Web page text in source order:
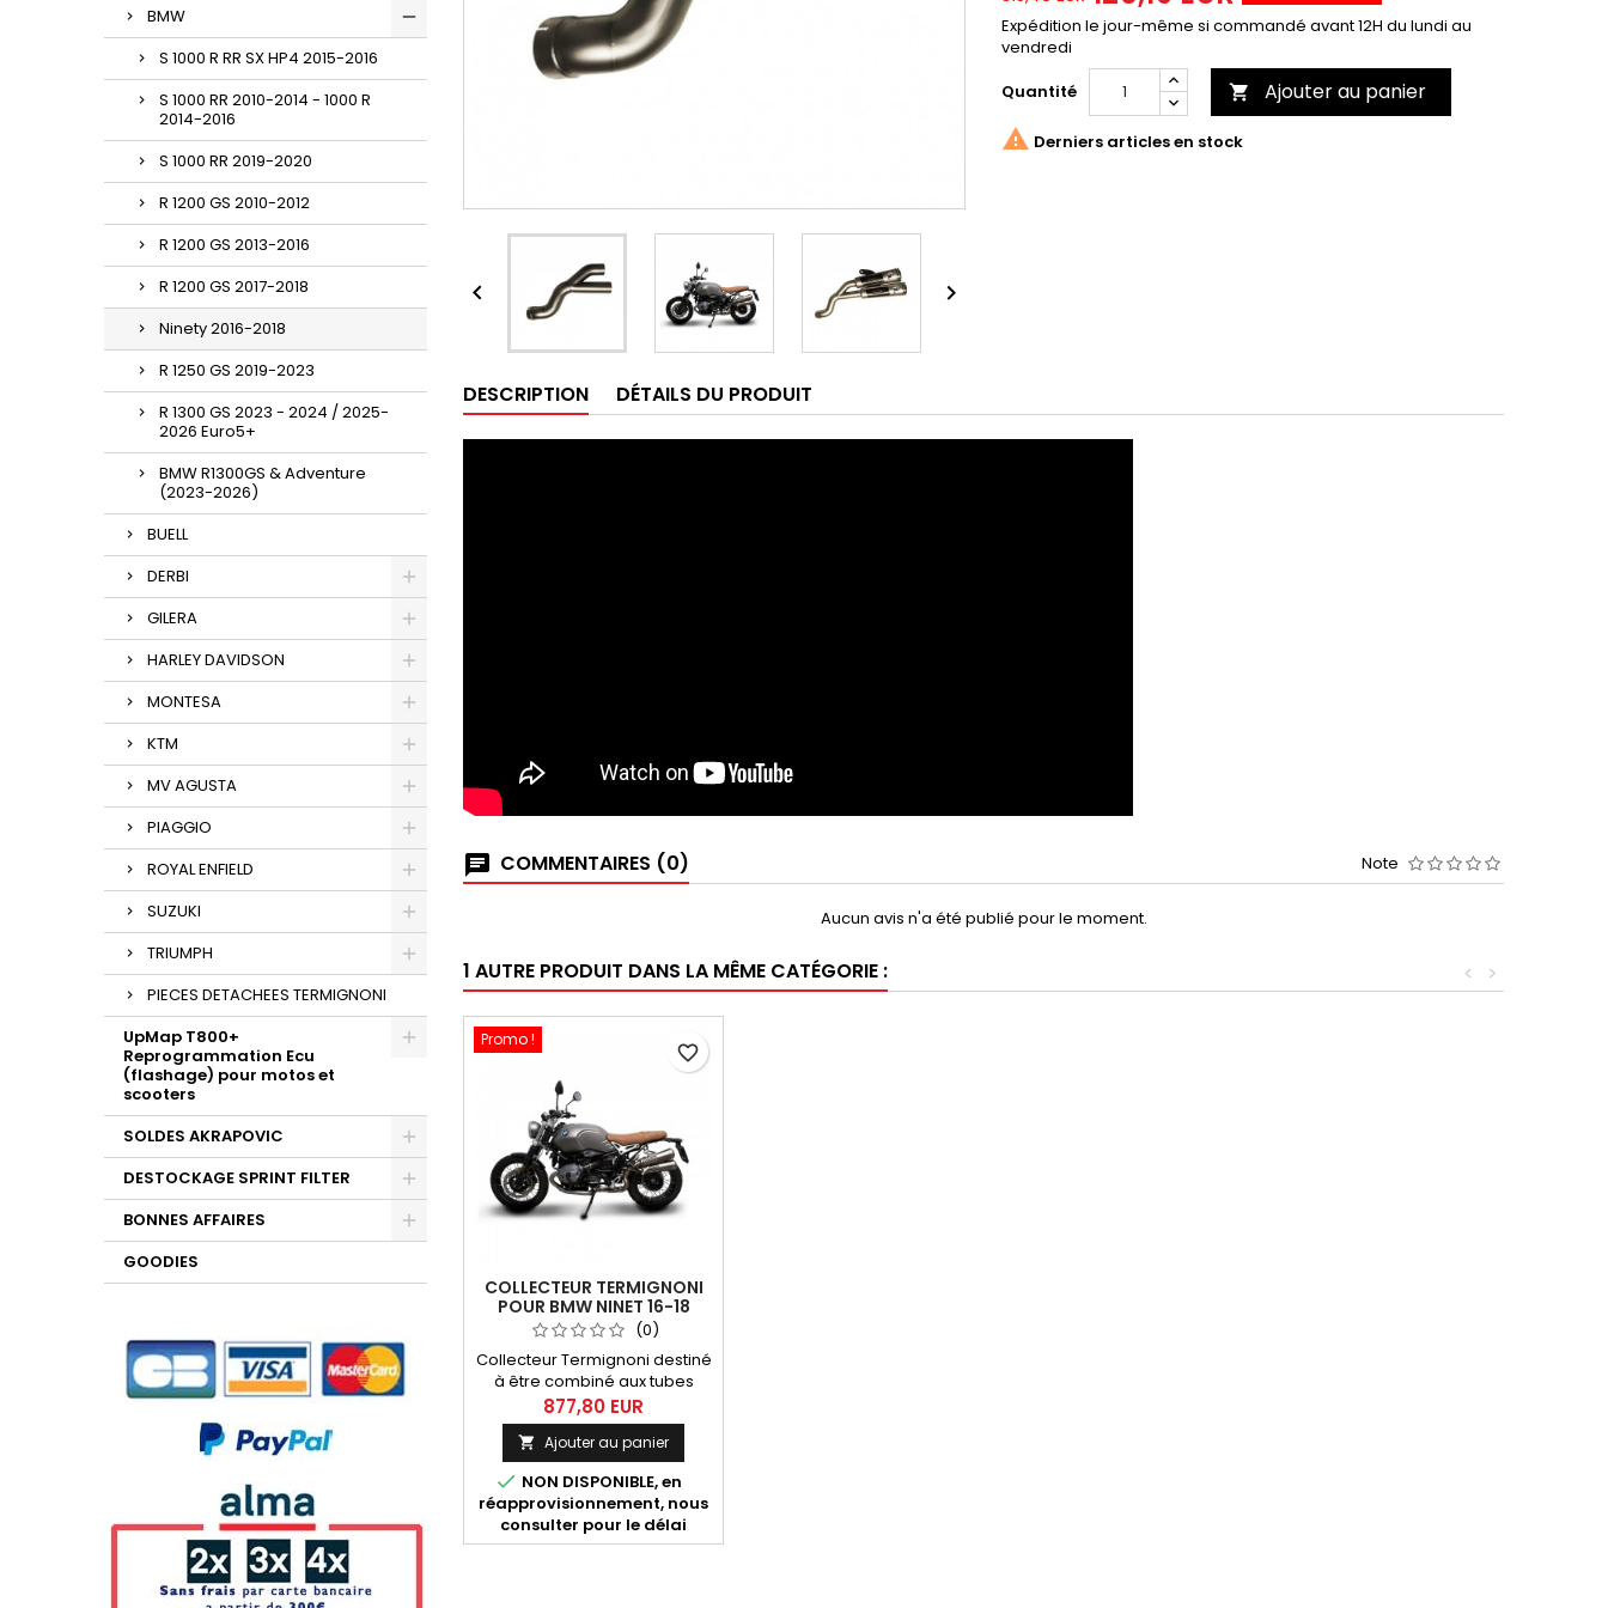
BMW
S 1000 R RR SX HP4 2015-2016
S 1000 RR 2010-2014 - 1000 R
2014-2016
S 1000 RR 2019-2020
R 1200 GS 2010-2012
R 1200 GS 2013-2016
R 1200 GS 2017-2018
Ninety 2016-2018
R 1250 GS 2019-2023
R 1300 GS 2023 - 2024 / 2025-
2026 Euro5+
BMW R1300GS & Adventure
(2023-2026)
BUELL
DERBI
GILERA
HARLEY DAVIDSON
MONTESA
KTM
MV AGUSTA
PIAGGIO
ROYAL ENFIELD
SUZUKI
TRIUMPH
PIECES DETACHEES TERMIGNONI
UpMap T800+
Reprogrammation Ecu
(flashage) pour motos et
scooters
SOLDES AKRAPOVIC
DESTOCKAGE SPRINT FILTER
BONNES AFFAIRES
GOODIES
 
Expédition le jour-même si commandé avant 12H du lundi au
vendredi
Quantité
 Ajouter au panier
 Derniers articles en stock
DESCRIPTION DÉTAILS DU PRODUIT
COMMENTAIRES (0) Note
Aucun avis n'a été publié pour le moment.
1 AUTRE PRODUIT DANS LA MÊME CATÉGORIE : >
<
Promo !
COLLECTEUR TERMIGNONI
POUR BMW NINET 16-18
(0)
Collecteur Termignoni destiné
à être combiné aux tubes
intermédiaires
référence BW1408032IXX
ou BW1408031IXX et silencieux
référence BW1408040IIA
877,80 EUR
 Ajouter au panier
 NON DISPONIBLE, en
réapprovisionnement, nous
consulter pour le délai
favorite_border